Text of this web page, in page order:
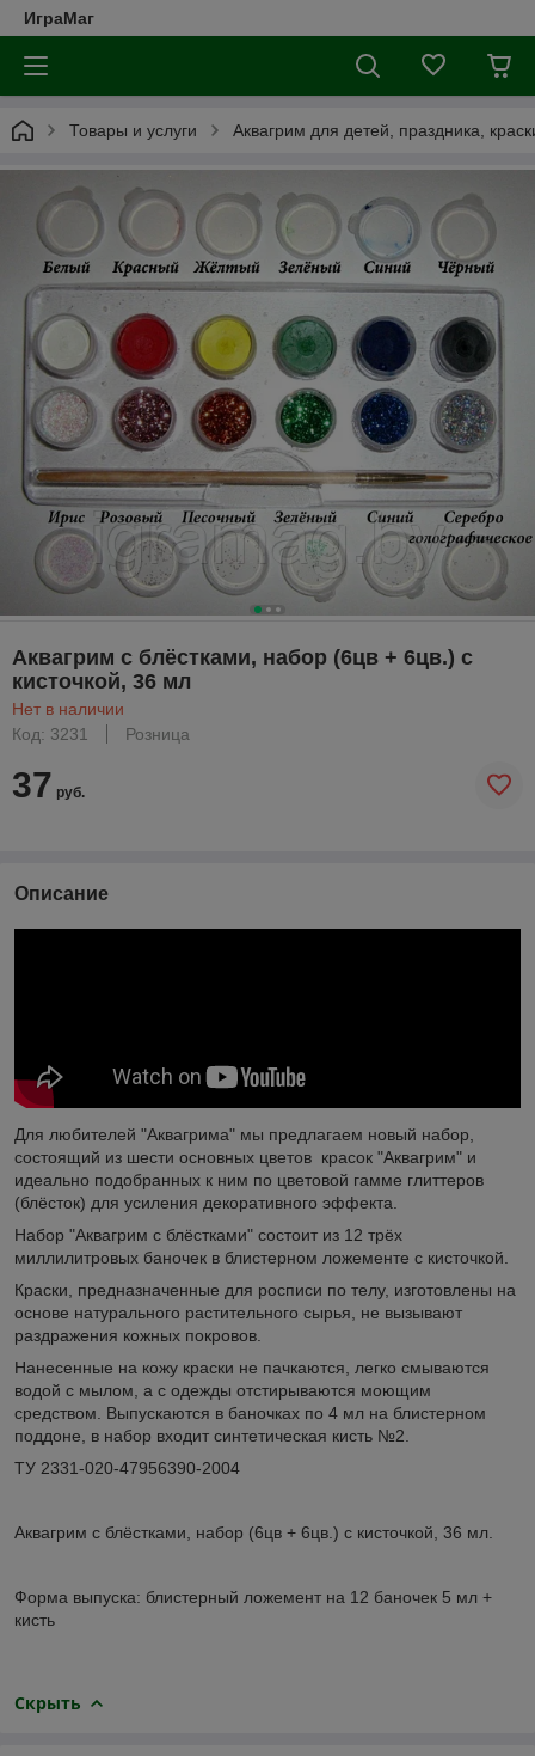
ИграМаг
Товары и услуги Аквагрим для детей, праздника,
Аквагрим с блёстками, набор (6цв + 6цв.) с
кисточкой, 36 мл
Нет в наличии
Код: 3231
Розница
37 руб.
Описание
Для любителей "Аквагрима" мы предлагаем новый набор,
состоящий из шести основных цветов красок "Аквагрим" и
идеально подобранных к ним по цветовой гамме глиттеров
(блёсток) для усиления декоративного эффекта.
Набор "Аквагрим с блёстками" состоит из 12 трёх
миллилитровых баночек в блистерном ложементе с кисточкой.
Краски, предназначенные для росписи по телу, изготовлены на
основе натурального растительного сырья, не вызывают
раздражения кожных покровов.
Нанесенные на кожу краски не пачкаются, легко смываются
водой с мылом, а с одежды отстирываются моющим
средством. Выпускаются в баночках по 4 мл на блистерном
поддоне, в набор входит синтетическая кисть №2.
ТУ 2331-020-47956390-2004
Аквагрим с блёстками, набор (6цв + 6цв.) с кисточкой, 36 мл.
Форма выпуска: блистерный ложемент на 12 баночек 5 мл +
кисть
Скрыть